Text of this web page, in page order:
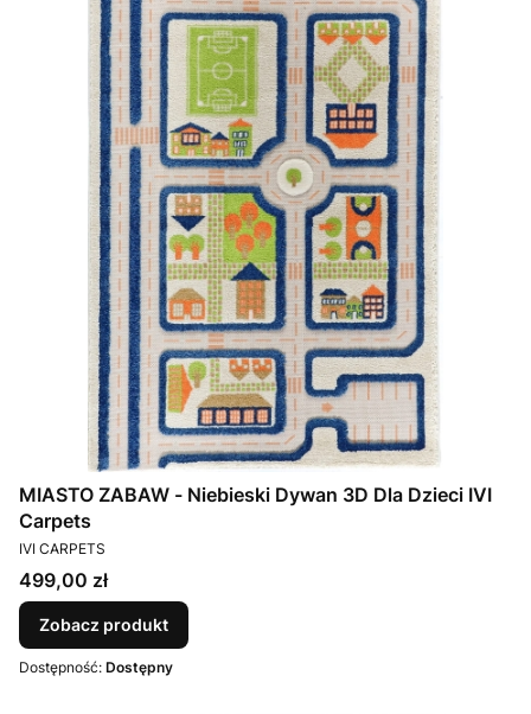
MIASTO ZABAW - Niebieski Dywan 3D Dla Dzieci IVI
Carpets
PRODUCENT
IVI CARPETS
Cena
499,00 zł
Zobacz produkt
Dostępność: Dostępny